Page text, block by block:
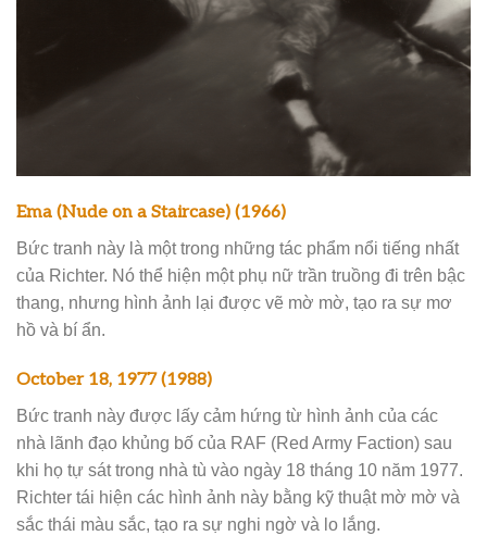
Ema (Nude on a Staircase) (1966)
Bức tranh này là một trong những tác phẩm nổi tiếng nhất
của Richter. Nó thể hiện một phụ nữ trần truồng đi trên bậc
thang, nhưng hình ảnh lại được vẽ mờ mờ, tạo ra sự mơ
hồ và bí ẩn.
October 18, 1977 (1988)
Bức tranh này được lấy cảm hứng từ hình ảnh của các
nhà lãnh đạo khủng bố của RAF (Red Army Faction) sau
khi họ tự sát trong nhà tù vào ngày 18 tháng 10 năm 1977.
Richter tái hiện các hình ảnh này bằng kỹ thuật mờ mờ và
sắc thái màu sắc, tạo ra sự nghi ngờ và lo lắng.